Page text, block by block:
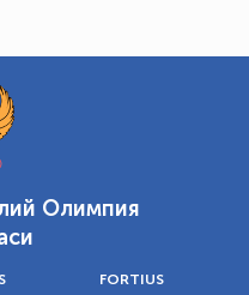
Олимпия
FORTIUS